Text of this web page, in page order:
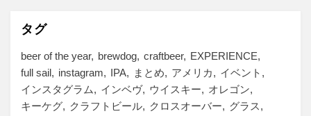
ー
タグ
beer of the year brewdog craftbeer
EXPERIENCE
full sail
instagram IPA まとめ アメリカ
イベント
インスタグラム
インベヴ ウイスキー
オレゴン
キーケグ
クラフトビール クロスオーバー
グラス